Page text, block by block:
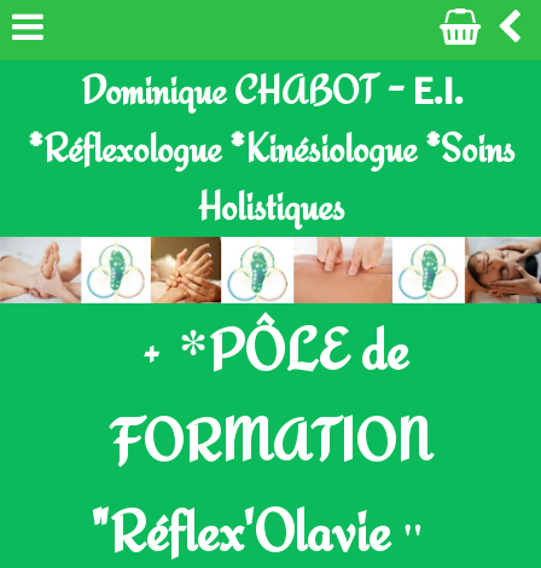
Dominique CHABOT - E.I.
*Réflexologue *Kinésiologue *Soins
Holistiques
+*PÔLE de
FORMATION
"Réflex'Olavie "